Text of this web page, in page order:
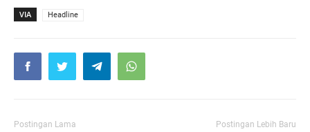
VIA Headline
Postingan Lama Postingan Lebih Baru